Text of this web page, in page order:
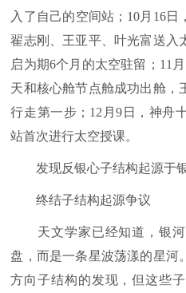
入了自己的空间站；10月16
翟志刚、王亚平、叶光富送入
启为期6个月的太空驻留；11
天和核心舱节点舱成功出舱，
行走第一步；12月9日，神舟
站首次进行太空授课。
发现反银心子结构起源于
终结子结构起源争议
天文学家已经知道，银河
盘，而是一条星波荡漾的星河
方向子结构的发现，但这些